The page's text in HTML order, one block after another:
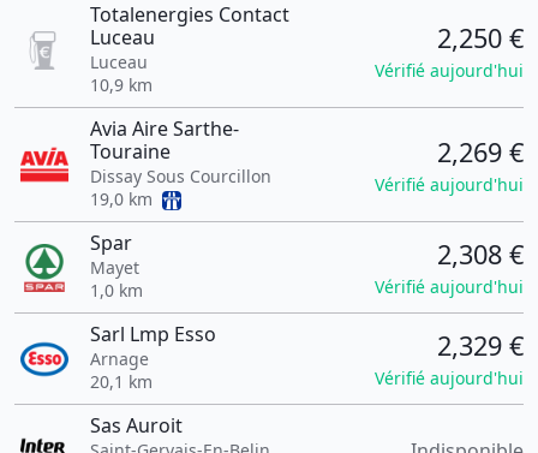
Totalenergies Contact
Luceau
Luceau
10,9 km
2,250 €
Vérifié aujourd'hui
Avia Aire Sarthe-
Touraine
Dissay Sous Courcillon
19,0 km
2,269 €
Vérifié aujourd'hui
Spar
Mayet
1,0 km
2,308 €
Vérifié aujourd'hui
Sarl Lmp Esso
Arnage
20,1 km
2,329 €
Vérifié aujourd'hui
Sas Auroit